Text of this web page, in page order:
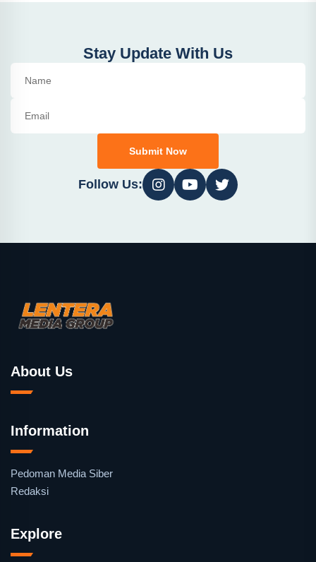
Stay Update With Us
Submit Now
Follow Us:
About Us
Information
Pedoman Media Siber
Redaksi
Explore